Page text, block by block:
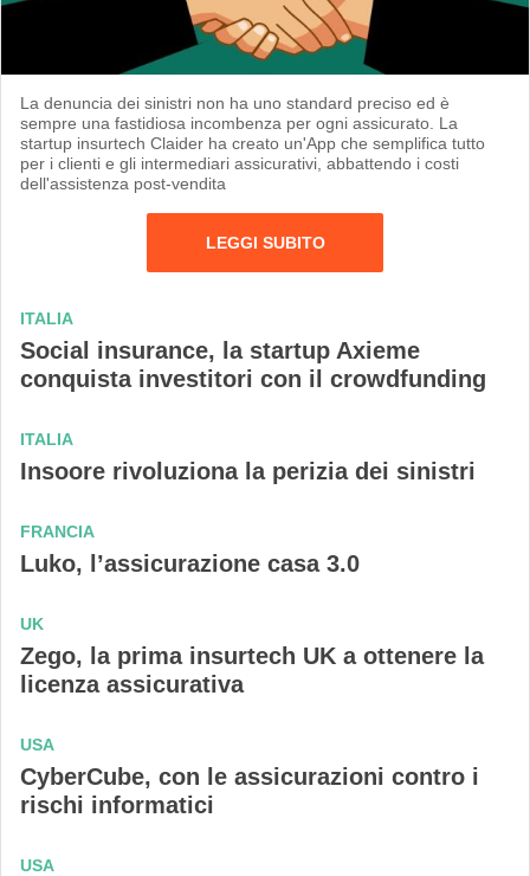
La denuncia dei sinistri non ha uno standard preciso ed è
sempre una fastidiosa incombenza per ogni assicurato. La
startup insurtech Claider ha creato un'App che semplifica tutto
per i clienti e gli intermediari assicurativi, abbattendo i costi
dell'assistenza post-vendita
LEGGI SUBITO
ITALIA
Social insurance, la startup Axieme
conquista investitori con il crowdfunding
ITALIA
Insoore rivoluziona la perizia dei sinistri
FRANCIA
Luko, l’assicurazione casa 3.0
UK
Zego, la prima insurtech UK a ottenere la
licenza assicurativa
USA
CyberCube, con le assicurazioni contro i
rischi informatici
USA